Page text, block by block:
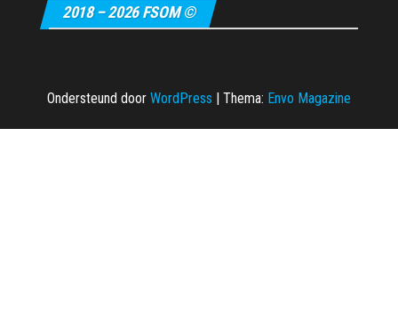
2018 – 2026 FSOM ©
Ondersteund door WordPress | Thema: Envo Magazine